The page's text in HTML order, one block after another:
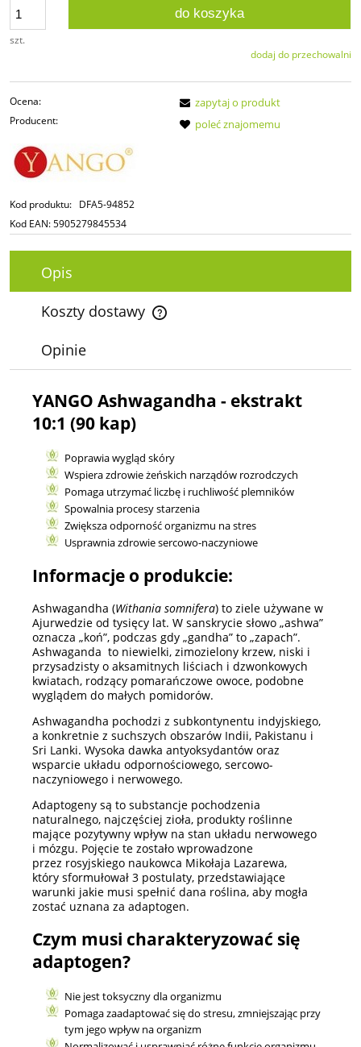
szt.
do koszyka
dodaj do przechowalni
Ocena:
Producent:
Kod produktu: DFA5-94852
Kod EAN:5905279845534
zapytaj o produkt
poleć znajomemu
Opis
Koszty dostawy
Cena nie zawiera ewentualnych kosztów płatności
Opinie
YANGO Ashwagandha - ekstrakt
10:1 (90 kap)
Poprawia wygląd skóry
Wspiera zdrowie żeńskich narządów rozrodczych
Pomaga utrzymać liczbę i ruchliwość plemników
Spowalnia procesy starzenia
Zwiększa odporność organizmu na stres
Usprawnia zdrowie sercowo-naczyniowe
Informacje o produkcie:
Ashwagandha (Withania somnifera) to ziele używane w
Ajurwedzie od tysięcy lat. W sanskrycie słowo „ashwa”
oznacza „koń”, podczas gdy „gandha” to „zapach”.
Ashwaganda to niewielki, zimozielony krzew, niski i
przysadzisty o aksamitnych liściach i dzwonkowych
kwiatach, rodzący pomarańczowe owoce, podobne
wyglądem do małych pomidorów.
Ashwagandha pochodzi z subkontynentu indyjskiego,
a konkretnie z suchszych obszarów Indii, Pakistanu i
Sri Lanki. Wysoka dawka antyoksydantów oraz
wsparcie układu odpornościowego, sercowo-
naczyniowego i nerwowego.
Adaptogeny są to substancje pochodzenia
naturalnego, najczęściej zioła, produkty roślinne
mające pozytywny wpływ na stan układu nerwowego
i mózgu. Pojęcie te zostało wprowadzone
przez rosyjskiego naukowca Mikołaja Lazarewa,
który sformułował 3 postulaty, przedstawiające
warunki jakie musi spełnić dana roślina, aby mogła
zostać uznana za adaptogen.
Czym musi charakteryzować się
adaptogen?
Nie jest toksyczny dla organizmu
Pomaga zaadaptować się do stresu, zmniejszając przy
tym jego wpływ na organizm